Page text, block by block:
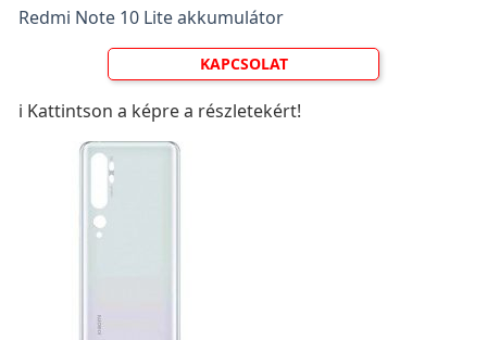
Redmi Note 10 Lite akkumulátor
KAPCSOLAT
ℹ️ Kattintson a képre a részletekért!